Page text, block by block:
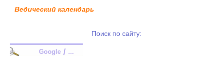
Ведический календарь
Поиск по сайту:
Google / ...